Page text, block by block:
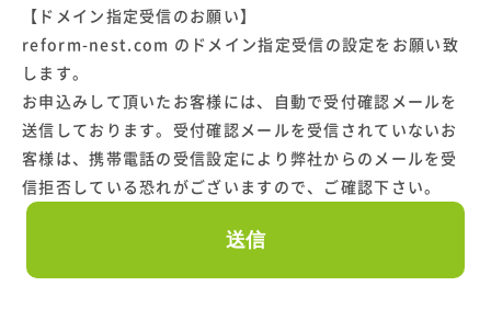
【ドメイン指定受信のお願い】
reform-nest.com のドメイン指定受信の設定をお願い致
します。
お申込みして頂いたお客様には、自動で受付確認メールを
送信しております。受付確認メールを受信されていないお
客様は、携帯電話の受信設定により弊社からのメールを受
信拒否している恐れがございますので、ご確認下さい。